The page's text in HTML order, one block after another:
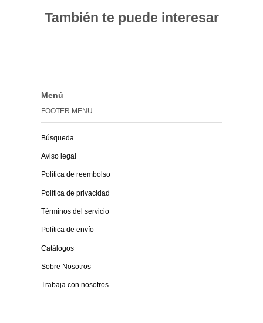
También te puede interesar
Menú
FOOTER MENU
Búsqueda
Aviso legal
Política de reembolso
Política de privacidad
Términos del servicio
Política de envío
Catálogos
Sobre Nosotros
Trabaja con nosotros